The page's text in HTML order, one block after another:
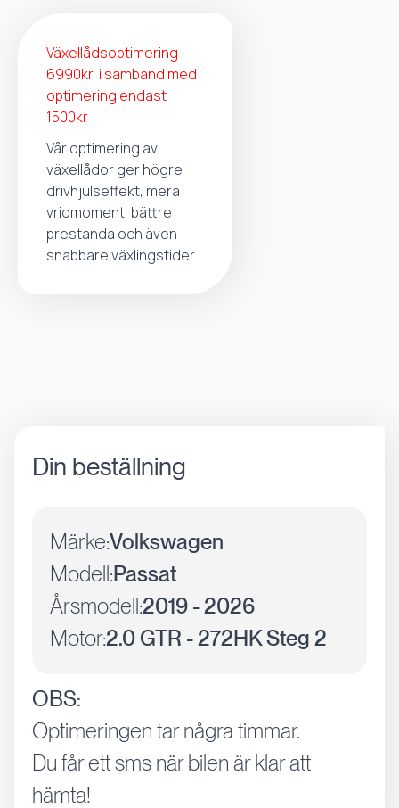
Växellådsoptimering
6990kr, i samband med
optimering endast
1500kr
Vår optimering av
växellådor ger högre
drivhjulseffekt, mera
vridmoment, bättre
prestanda och även
snabbare växlingstider
Din beställning
Märke:Volkswagen
Modell:Passat
Årsmodell:2019 - 2026
Motor:2.0 GTR - 272HK Steg 2
OBS:
Optimeringen tar några timmar.
Du får ett sms när bilen är klar att
hämta!